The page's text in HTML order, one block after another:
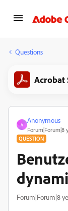
Questions
Acrobat
A
Anonymous
Forum|Forum|8
QUESTION
Forum|Forum|8